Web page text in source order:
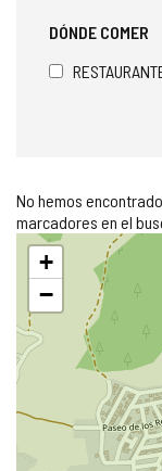
DÓNDE COMER
No hemos
marcadores en el
Saltar
mapa
+
−